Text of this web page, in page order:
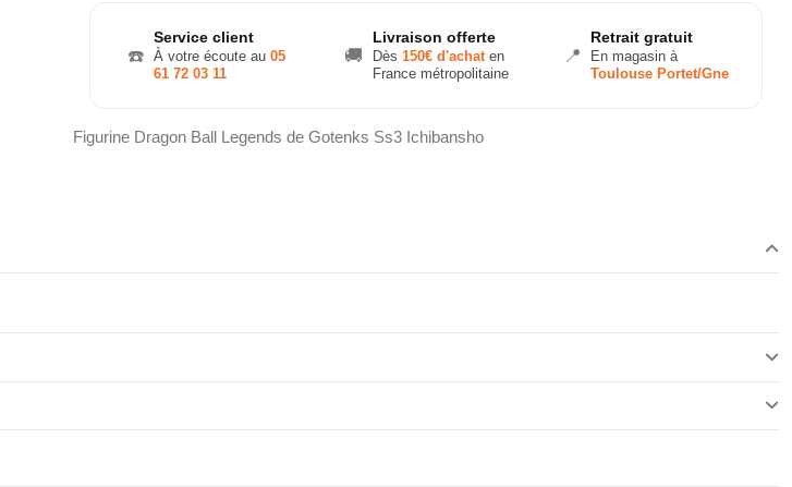
☎️
Service client
À votre écoute au 05
61 72 03 11
🚚
Livraison offerte
Dès 150€ d'achaten
France métropolitaine
📍
Retrait gratuit
En magasin à
Toulouse Portet/Gne
Figurine Dragon Ball Legends de Gotenks Ss3 Ichibansho